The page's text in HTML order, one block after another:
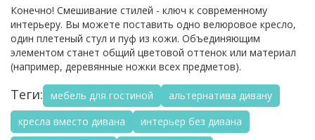
Конечно! Смешивание стилей - ключ к современному
интерьеру. Вы можете поставить одно велюровое кресло,
один плетеный стул и пуф из кожи. Объединяющим
элементом станет общий цветовой оттенок или материал
(например, деревянные ножки всех предметов).
Теги: мебель для гостиной
альтернатива дивану
кресла вместо дивана
интерьер без дивана